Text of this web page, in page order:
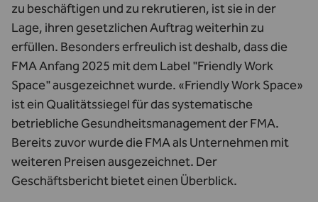
zu beschäftigen und zu rekrutieren, ist sie in der
Lage, ihren gesetzlichen Auftrag weiterhin zu
erfüllen. Besonders erfreulich ist deshalb, dass die
FMA Anfang 2025 mit dem Label "Friendly Work
Space" ausgezeichnet wurde. «Friendly Work Space»
ist ein Qualitätssiegel für das systematische
betriebliche Gesundheitsmanagement der FMA.
Bereits zuvor wurde die FMA als Unternehmen mit
weiteren Preisen ausgezeichnet. Der
Geschäftsbericht bietet einen Überblick.